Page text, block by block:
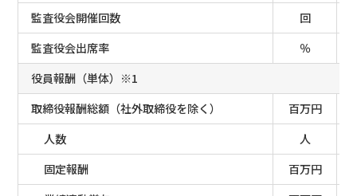
監査役会開催回数
回
監査役会出席率
％
役員報酬（単体）※1
取締役報酬総額（社外取締役を除く）
百万円
人数
人
固定報酬
百万円